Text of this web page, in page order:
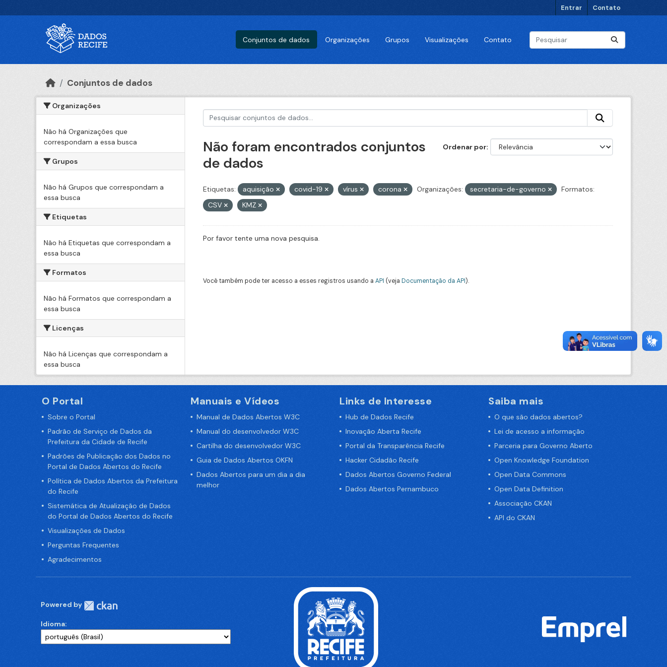
Entrar Contato
Conjuntos de dados Organizações Grupos Visualizações Contato
Conjuntos de dados
Organizações
Não há Organizações que
correspondam a essa busca
Grupos
Não há Grupos que correspondam a
essa busca
Etiquetas
Não há Etiquetas que correspondam a
essa busca
Formatos
Não há Formatos que correspondam a
essa busca
Licenças
Não há Licenças que correspondam a
essa busca
Ordenar por
Não foram encontrados conjuntos
de dados
Etiquetas: aquisição covid-19 vírus corona Organizações: secretaria-de-governo
Formatos:
CSV
KMZ
Por favor tente uma nova pesquisa.
Você também pode ter acesso a esses registros usando a API (veja Documentação da API).
O Portal
Sobre o Portal
Padrão de Serviço de Dados da
Prefeitura da Cidade de Recife
Padrões de Publicação dos Dados no
Portal de Dados Abertos do Recife
Política de Dados Abertos da Prefeitura
do Recife
Sistemática de Atualização de Dados
do Portal de Dados Abertos do Recife
Visualizações de Dados
Perguntas Frequentes
Agradecimentos
Manuais e Vídeos
Manual de Dados Abertos W3C
Manual do desenvolvedor W3C
Cartilha do desenvolvedor W3C
Guia de Dados Abertos OKFN
Dados Abertos para um dia a dia
melhor
Links de Interesse
Hub de Dados Recife
Inovação Aberta Recife
Portal da Transparência Recife
Hacker Cidadão Recife
Dados Abertos Governo Federal
Dados Abertos Pernambuco
Saiba mais
O que são dados abertos?
Lei de acesso a informação
Parceria para Governo Aberto
Open Knowledge Foundation
Open Data Commons
Open Data Definition
Associação CKAN
API do CKAN
Powered by
Idioma